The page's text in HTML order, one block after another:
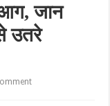
आग, जान
उतरे